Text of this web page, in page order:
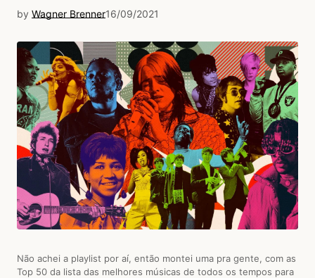
by Wagner Brenner16/09/2021
Não achei a playlist por aí, então montei uma pra gente, com as
Top 50 da lista das melhores músicas de todos os tempos para